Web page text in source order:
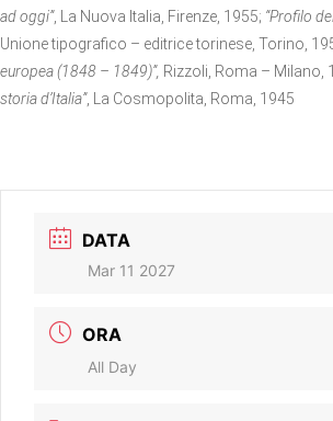
ad oggi”, La Nuova Italia, Firenze, 1955; “Profilo
Unione tipografico – editrice torinese, Torino,
europea (1848 – 1849)”, Rizzoli, Roma – Milano,
storia d’Italia”, La Cosmopolita, Roma, 1945
DATA
Mar 11 2027
ORA
All Day